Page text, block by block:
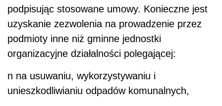
podpisując stosowane umowy. Konieczne jest
uzyskanie zezwolenia na prowadzenie przez
podmioty inne niż gminne jednostki
organizacyjne działalności polegającej:
n na usuwaniu, wykorzystywaniu i
unieszkodliwianiu odpadów komunalnych,